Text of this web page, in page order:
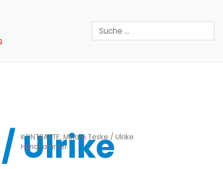
Suchen
/ Ulrike
KONTRASTE: Mirjam Teske / Ulrike
Hundhammer